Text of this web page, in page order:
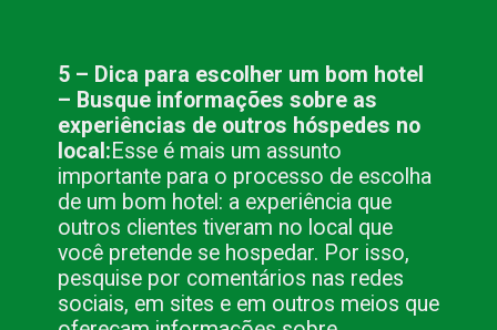
5 – Dica para escolher um bom hotel
– Busque informações sobre as
experiências de outros hóspedes no
local:Esse é mais um assunto
importante para o processo de escolha
de um bom hotel: a experiência que
outros clientes tiveram no local que
você pretende se hospedar. Por isso,
pesquise por comentários nas redes
sociais, em sites e em outros meios que